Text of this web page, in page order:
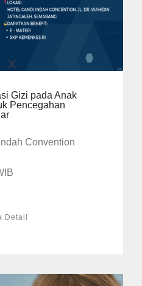
Gizi pada Anak
Pencegahan
Convention
Detail